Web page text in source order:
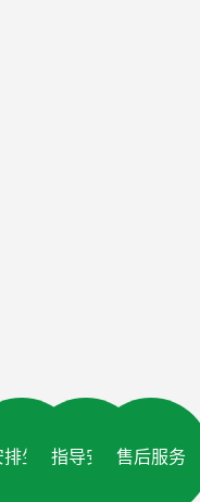
排生产指导安装售后服务